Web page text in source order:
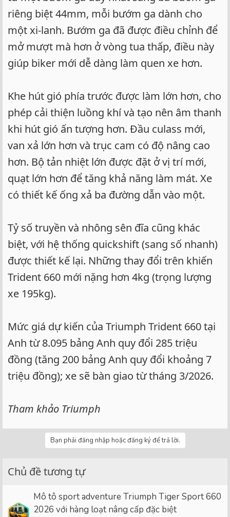
riêng biệt 44mm, mỗi bướm ga dành cho
một xi-lanh. Bướm ga đã được điều chỉnh để
mở mượt mà hơn ở vòng tua thấp, điều này
giúp biker mới dễ dàng làm quen xe hơn.
Khe hút gió phía trước được làm lớn hơn, cho
phép cải thiện luồng khí và tạo nên âm thanh
khi hút gió ấn tượng hơn. Đầu culass mới,
van xả lớn hơn và trục cam có độ nâng cao
hơn. Bộ tản nhiệt lớn được đặt ở vị trí mới,
quạt lớn hơn để tăng khả năng làm mát. Xe
có thiết kế ống xả ba đường dẫn vào một.
Tỷ số truyền và nhông sên đĩa cũng khác
biệt, với hệ thống quickshift (sang số nhanh)
được thiết kế lại. Những thay đổi trên khiến
Trident 660 mới nặng hơn 4kg (trọng lượng
xe 195kg).
Mức giá dự kiến của Triumph Trident 660 tại
Anh từ 8.095 bảng Anh quy đổi 285 triệu
đồng (tăng 200 bảng Anh quy đổi khoảng 7
triệu đồng); xe sẽ bàn giao từ tháng 3/2026.
Tham khảo Triumph
Bạn phải đăng nhập hoặc đăng ký để trả lời.
Chủ đề tương tự
Mô tô sport adventure Triumph Tiger Sport 660
2026 với hàng loạt nâng cấp đặc biệt